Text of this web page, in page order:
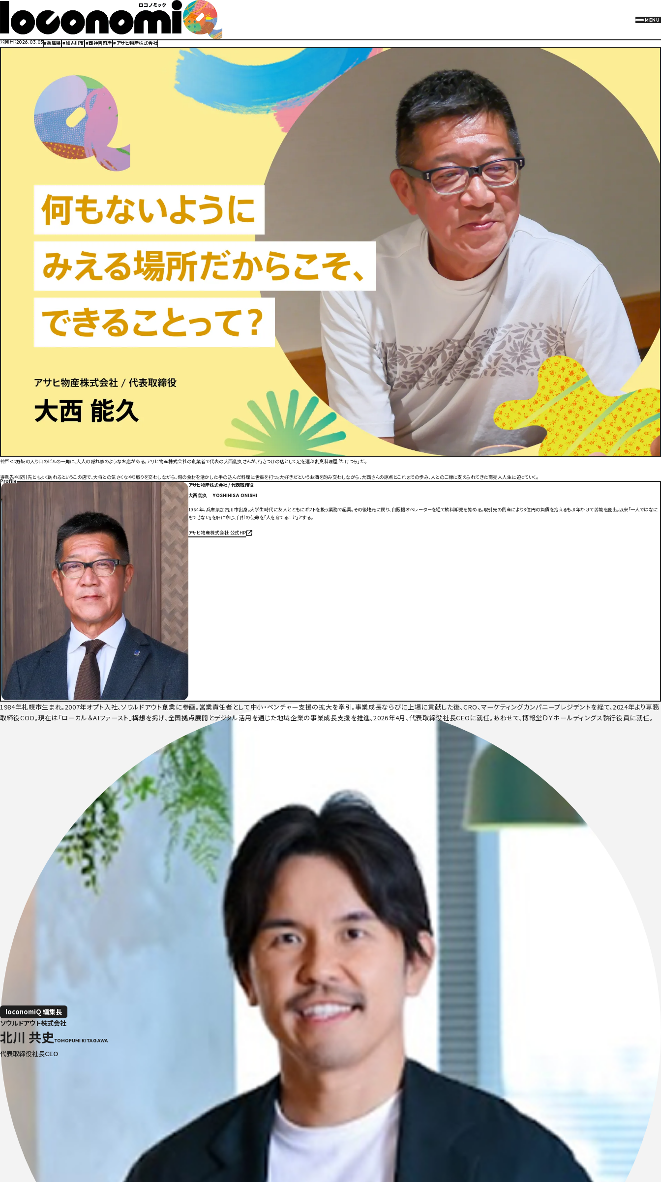
MENU
Xでシェアす
リ
商売は一人ではできへん。
人と地域、ご縁に支えられてきた道のり
公開日：2026.03.03#兵庫県 #加古川市 #西神吉町岸 #アサヒ物産株式会社
神戸・北野坂の入り口のビルの一角に、大人の隠れ家のようなお店がある。アサヒ物産株式会社の創業者で代表の大西能久さんが、行きつけの店として足を運ぶ割烹料理屋「たけつら」だ。
得意先や取引先ともよく訪れるというこの店で、大将との気さくなやり取りを交わしながら、旬の食材を活かした手の込んだ料理に舌鼓を打つ。大好きだというお酒を酌み交わしながら、大西さんの原点とこれまでの歩み、人とのご縁に支えられてきた商売人人生に迫っていく。
Profile
アサヒ物産株式会社 / 代表取締役
大西 能久
YOSHIHISA ONISHI
1964年、兵庫県加古川市出身。大学生時代に友人とともにギフトを扱う業務で起業。その後地元に戻り、自販機オペレーターを経て飲料卸売を始める。取引先の倒産により8億円の負債を抱えるも、8年かけて苦境を脱出。以来「一人ではなに
もできない」を肝に命じ、自社の使命を「人を育てること」とする。
アサヒ物産株式会社 公式HP
loconomiQ 編集長
ソウルドアウト株式会社
北川 共史TOMOFUMI KITAGAWA
代表取締役社長CEO
1984年札幌市生まれ。2007年オプト入社、ソウルドアウト創業に参画。営業責任者として中小・ベンチャー支援の拡大を牽引。事業成長ならびに上場に貢献した後、CRO、マーケティングカンパニープレジデントを経て、2024年より専務
取締役COO。現在は「ローカル＆AIファースト」構想を掲げ、全国拠点展開とデジタル活用を通じた地域企業の事業成長支援を推進。2026年4月、代表取締役社長CEOに就任。あわせて、博報堂ＤＹホールディングス執行役員に就任。